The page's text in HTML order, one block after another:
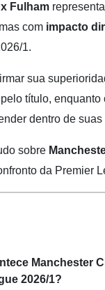
Fulham
com impacto
1.
sua
título, enquanto
dentro de
sobre
da Premier
Manchester
2026/1?